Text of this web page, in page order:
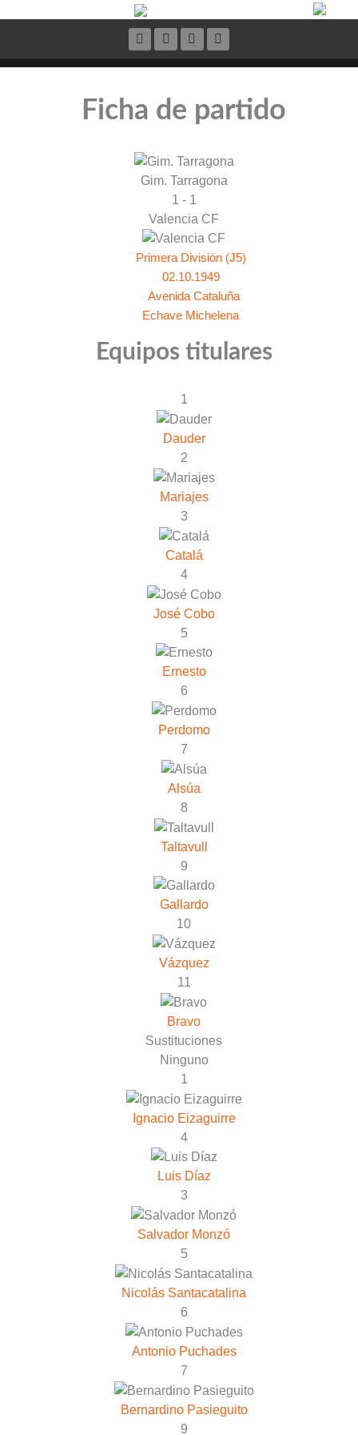
Ficha de partido
Gim. Tarragona
1 - 1
Valencia CF
Primera División (J5)
02.10.1949
Avenida Cataluña
Echave Michelena
Equipos titulares
1
Dauder
2
Mariajes
3
Catalá
4
José Cobo
5
Ernesto
6
Perdomo
7
Alsúa
8
Taltavull
9
Gallardo
10
Vázquez
11
Bravo
Sustituciones
Ninguno
1
Ignacio Eizaguirre
4
Luis Díaz
3
Salvador Monzó
5
Nicolás Santacatalina
6
Antonio Puchades
7
Bernardino Pasieguito
9